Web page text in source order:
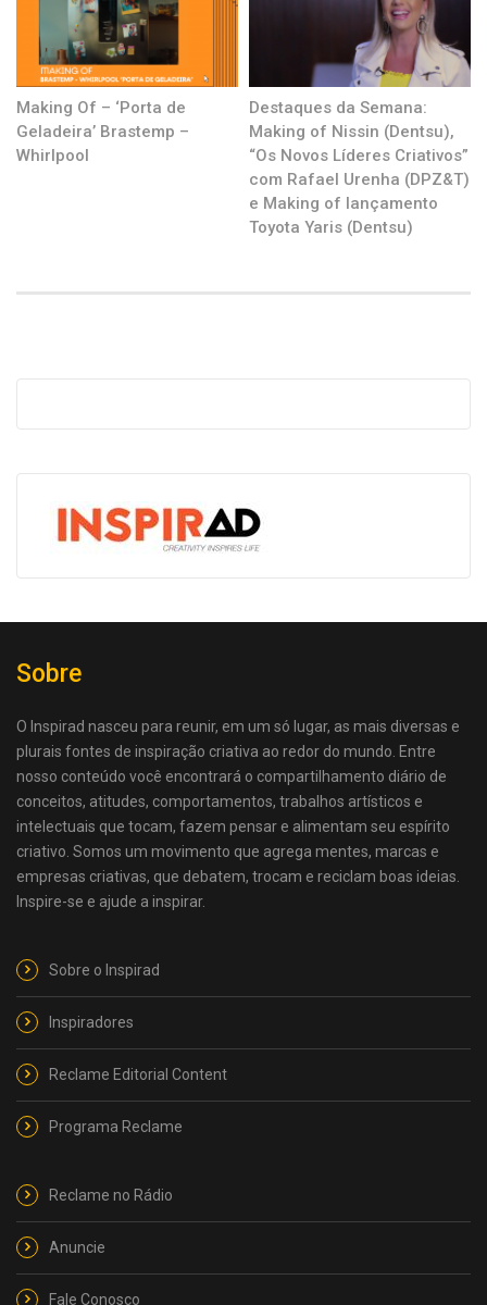
Making Of – ‘Porta de
Geladeira’ Brastemp –
Whirlpool
Destaques da Semana:
Making of Nissin (Dentsu),
“Os Novos Líderes Criativos”
com Rafael Urenha (DPZ&T)
e Making of lançamento
Toyota Yaris (Dentsu)
Sobre
O Inspirad nasceu para reunir, em um só lugar, as mais diversas e
plurais fontes de inspiração criativa ao redor do mundo. Entre
nosso conteúdo você encontrará o compartilhamento diário de
conceitos, atitudes, comportamentos, trabalhos artísticos e
intelectuais que tocam, fazem pensar e alimentam seu espírito
criativo. Somos um movimento que agrega mentes, marcas e
empresas criativas, que debatem, trocam e reciclam boas ideias.
Inspire-se e ajude a inspirar.
Sobre o Inspirad
Inspiradores
Reclame Editorial Content
Programa Reclame
Reclame no Rádio
Anuncie
Fale Conosco